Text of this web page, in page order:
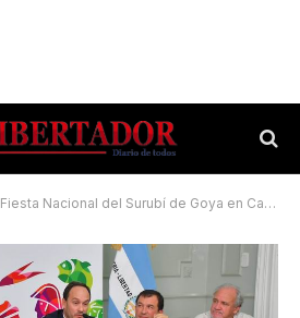
Nacional del Surubí de Goya en Casa de Gobierno